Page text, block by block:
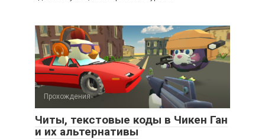
Прохождения
Читы, текстовые коды в Чикен Ган
и их альтернативы